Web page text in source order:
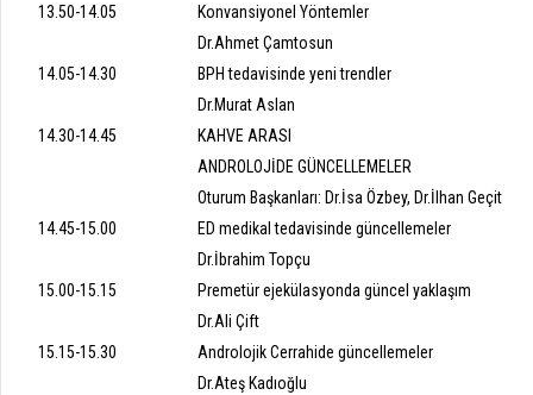
13.50-14.05
Konvansiyonel Yöntemler
Dr.Ahmet Çamtosun
14.05-14.30
BPH tedavisinde yeni trendler
Dr.Murat Aslan
14.30-14.45
KAHVE ARASI
ANDROLOJİDE GÜNCELLEMELER
Oturum Başkanları: Dr.İsa Özbey, Dr.İlhan Geçit
14.45-15.00
ED medikal tedavisinde güncellemeler
Dr.İbrahim Topçu
15.00-15.15
Premetür ejekülasyonda güncel yaklaşım
Dr.Ali Çift
15.15-15.30
Androlojik Cerrahide güncellemeler
Dr.Ateş Kadıoğlu